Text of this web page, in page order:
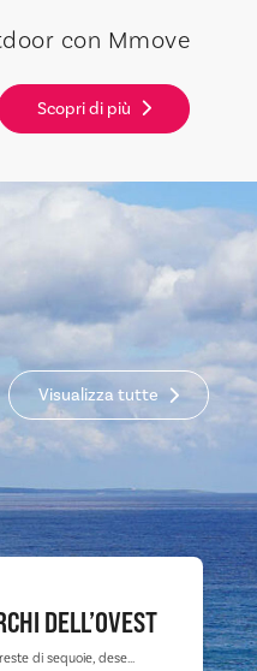
con Mmove
Scopri di più
Visualizza tutte
DELL’OVEST
di sequoie, dese...